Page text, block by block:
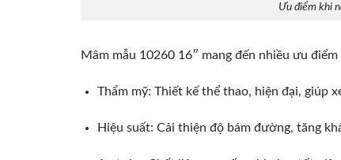
Ưu điểm khi
Mâm mẫu 10260 16″ mang đến nhiều ưu
Thẩm mỹ: Thiết kế thể thao, hiện đại, giúp
Hiệu suất: Cải thiện độ bám đường, tăng